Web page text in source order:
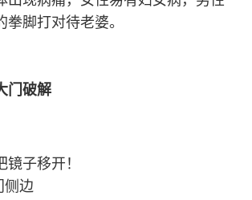
脚打对待老婆。
门破解
子移开！
侧边